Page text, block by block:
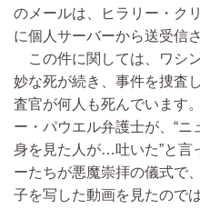
のメールは、ヒラリー・ク
に個人サーバーから送受信
この件に関しては、ワシ
妙な死が続き、事件を捜査
査官が何人も死んでいます
ー・パウエル弁護士が、“
身を見た人が…吐いた”と言
ーたちが悪魔崇拝の儀式で
子を写した動画を見たので